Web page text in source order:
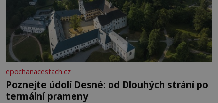
epochanacestach.cz
Poznejte údolí Desné: od Dlouhých strání po
termální prameny